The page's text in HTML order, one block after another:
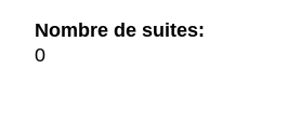
Nombre de suites:
0